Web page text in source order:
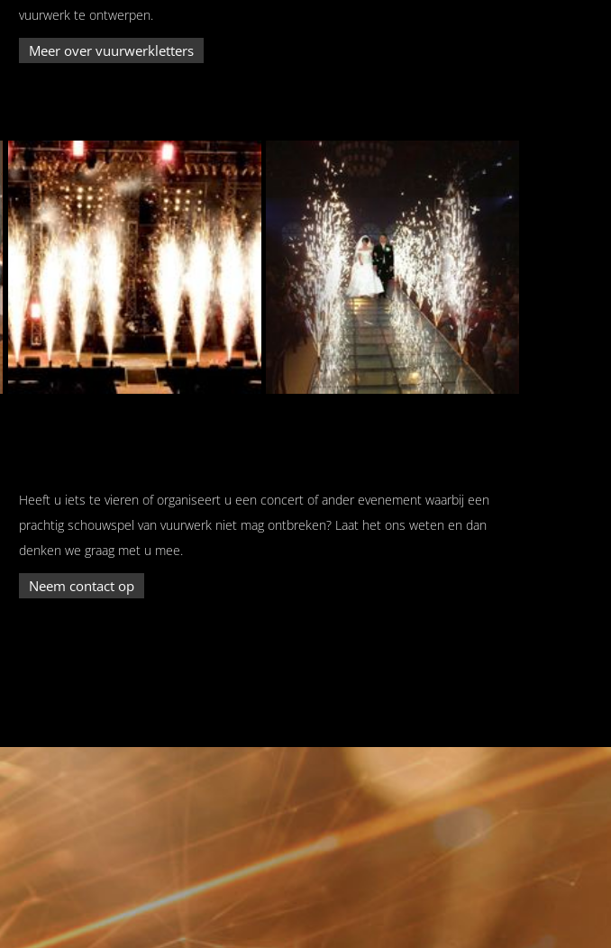
vuurwerk te ontwerpen.
Meer over vuurwerkletters
Heeft u iets te vieren of organiseert u een concert of ander evenement waarbij een
prachtig schouwspel van vuurwerk niet mag ontbreken? Laat het ons weten en dan
denken we graag met u mee.
Neem contact op